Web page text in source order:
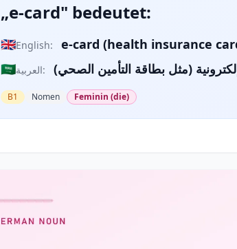
„e-card" bedeutet:
🇬🇧English:
e-card (health insurance
🇸🇦
العربية: (مثل بطاقة التأمين الصحي)
B1 Nomen Feminin (die)